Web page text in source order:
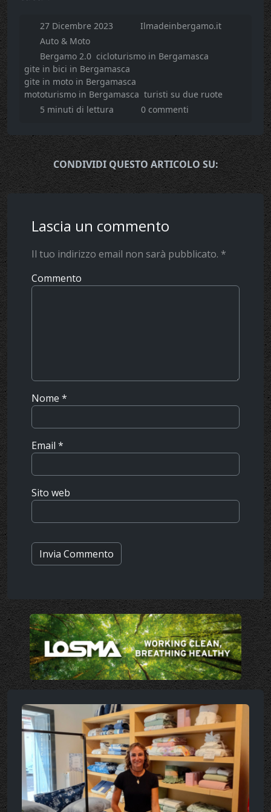
27 Dicembre 2023
Ilmadeinbergamo.it
Auto & Moto
Bergamo 2.0 cicloturismo in Bergamasca
gite in bici in Bergamasca
gite in moto in Bergamasca
mototurismo in Bergamasca turisti su due ruote
5 minuti di lettura
0 commenti
CONDIVIDI QUESTO ARTICOLO SU:
Lascia un commento
Il tuo indirizzo email non sarà pubblicato. *
Commento
Nome *
Email *
Sito web